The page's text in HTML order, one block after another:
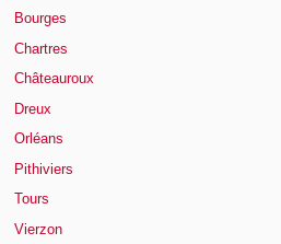
Bourges
Chartres
Châteauroux
Dreux
Orléans
Pithiviers
Tours
Vierzon